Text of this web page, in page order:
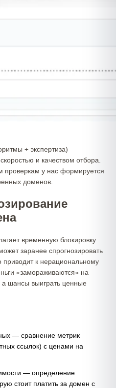
+ экспертиза)
и качеством отбора.
проверкам у нас формируется
доменов.
временную блокировку
заранее спрогнозировать
приводит к нерациональному
«замораживаются» на
а шансы выиграть ценные
— сравнение метрик
ссылок) с ценами на
— определение
стоит платить за домен с